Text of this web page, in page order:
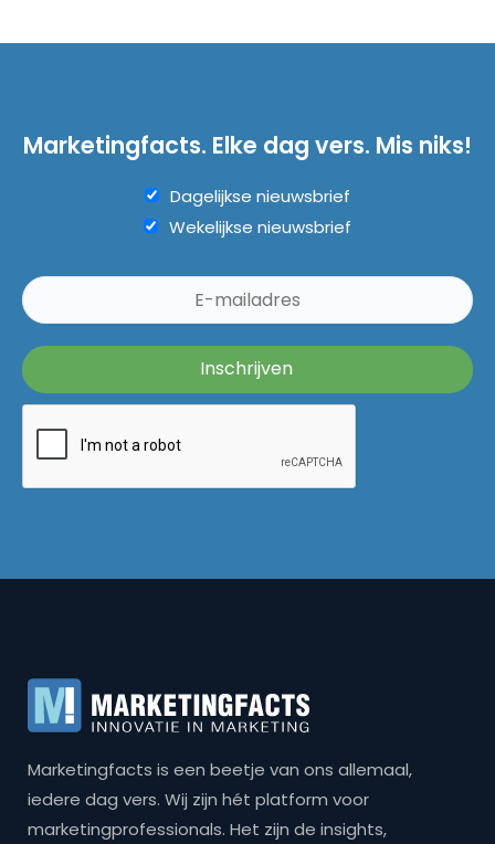
Marketingfacts. Elke dag vers. Mis niks!
Dagelijkse nieuwsbrief
Wekelijkse nieuwsbrief
Marketingfacts is een beetje van ons allemaal,
iedere dag vers. Wij zijn hét platform voor
marketingprofessionals. Het zijn de insights,